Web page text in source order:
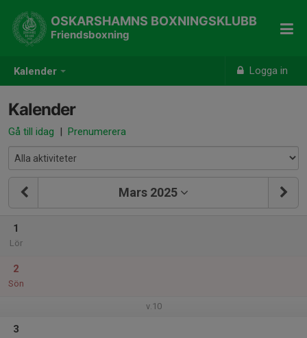
Kalender Logga in
OSKARSHAMNS BOXNINGSKLUBB
Friendsboxning
Kalender
Gå till idag | Prenumerera
Mars 2025
1
Lör
2
Sön
v.10
3